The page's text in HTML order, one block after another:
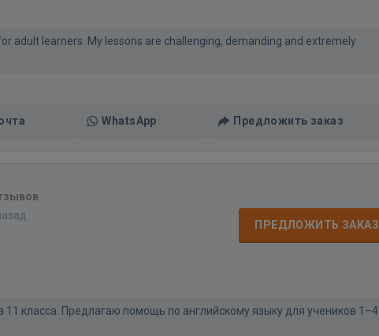
adult learners. My lessons are challenging, demanding and extremely
WhatsApp Предложить заказ
ПРЕДЛОЖИТЬ ЗАКАЗ
класса. Предлагаю помощь по английскому языку для учеников 1–4